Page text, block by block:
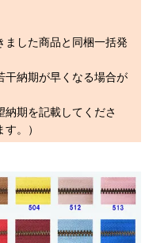
ました商品と同梱一括発
干納期が早くなる場合が
期を記載してくださ
。）